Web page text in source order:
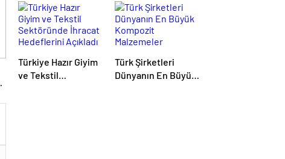
Türkiye Hazır Giyim
ve Tekstil
Türk Şirketleri
Dünyanın En Büyük